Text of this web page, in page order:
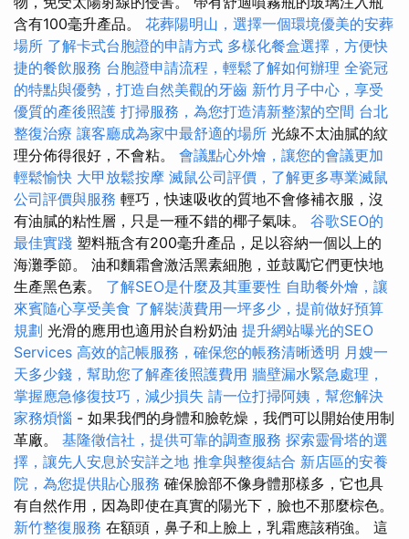
含有100毫升產品。 花葬陽明山，選擇一個環境優美的安葬
場所 了解卡式台胞證的申請方式 多樣化餐盒選擇，方便快
捷的餐飲服務 台胞證申請流程，輕鬆了解如何辦理 全瓷冠
的特點與優勢，打造自然美觀的牙齒 新竹月子中心，享受
優質的產後照護 打掃服務，為您打造清新整潔的空間 台北
整復治療 讓客廳成為家中最舒適的場所 光線不太油膩的紋
理分佈得很好，不會粘。 會議點心外燴，讓您的會議更加
輕鬆愉快 大甲放鬆按摩 滅鼠公司評價，了解更多專業滅鼠
公司評價與服務 輕巧，快速吸收的質地不會修補衣服，沒
有油膩的粘性層，只是一種不錯的椰子氣味。 谷歌SEO的
最佳實踐 塑料瓶含有200毫升產品，足以容納一個以上的
海灘季節。 油和麵霜會激活黑素細胞，並鼓勵它們更快地
生產黑色素。 了解SEO是什麼及其重要性 自助餐外燴，讓
來賓隨心享受美食 了解裝潢費用一坪多少，提前做好預算
規劃 光滑的應用也適用於自粉奶油 提升網站曝光的SEO
Services 高效的記帳服務，確保您的帳務清晰透明 月嫂一
天多少錢，幫助您了解產後照護費用 牆壁漏水緊急處理，
掌握應急修復技巧，減少損失 請一位打掃阿姨，幫您解決
家務煩惱 - 如果我們的身體和臉乾燥，我們可以開始使用制
革廠。 基隆徵信社，提供可靠的調查服務 探索靈骨塔的選
擇，讓先人安息於安詳之地 推拿與整復結合 新店區的安養
院，為您提供貼心服務 確保臉部不像身體那樣多，它也具
有自然作用，因為即使在真實的陽光下，臉也不那麼棕色。
新竹整復服務 在額頭，鼻子和上臉上，乳霜應該稍強。 這